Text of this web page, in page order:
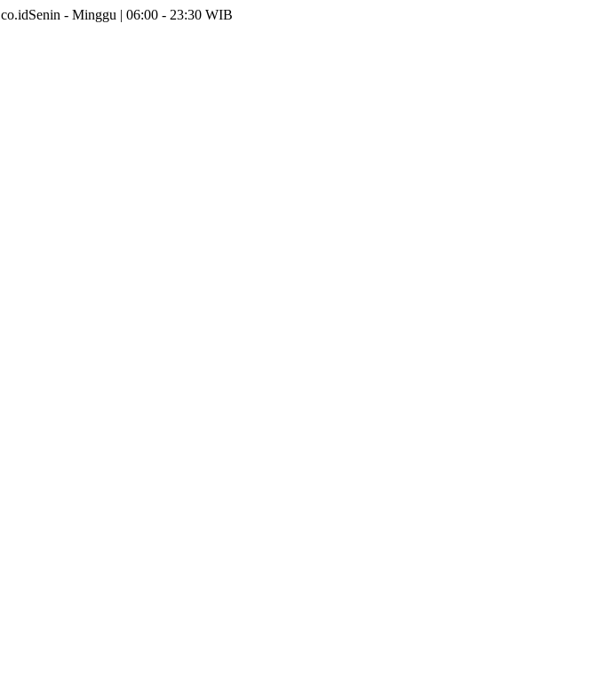
Senin - Minggu | 06:00 - 23:30 WIB